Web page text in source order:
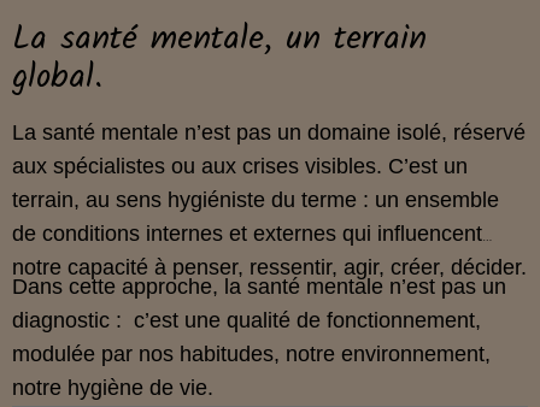
institutionnels et les attentes du public. Cet article
propose une analyse claire, et structurée pour
éclairer ce sujet complexe.
La santé mentale, un terrain
global.
La santé mentale n’est pas un domaine isolé, réservé
aux spécialistes ou aux crises visibles. C’est un
terrain, au sens hygiéniste du terme : un ensemble
de conditions internes et externes qui influencent
notre capacité à penser, ressentir, agir, créer, décider.
Dans cette approche, la santé mentale n’est pas un
diagnostic : c’est une qualité de fonctionnement,
modulée par nos habitudes, notre environnement,
notre hygiène de vie.